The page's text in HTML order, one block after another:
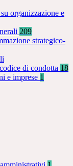
organizzazione e
209
strategico-
di condotta 18
e imprese 1